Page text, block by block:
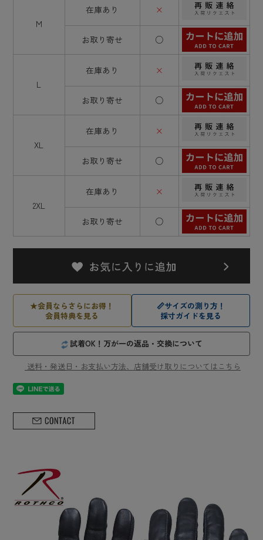
M
在庫あり ×
お取り寄せ ○
L
在庫あり ×
お取り寄せ ○
XL
在庫あり ×
お取り寄せ ○
2XL
在庫あり ×
お取り寄せ ○
★会員ならさらにお得！
会員特典を見る
📏サイズの測り方！
採寸ガイドを見る
試着OK！万が一の返品・交換について
送料・発送日・お支払い方法、店舗受け取りについてはこちら